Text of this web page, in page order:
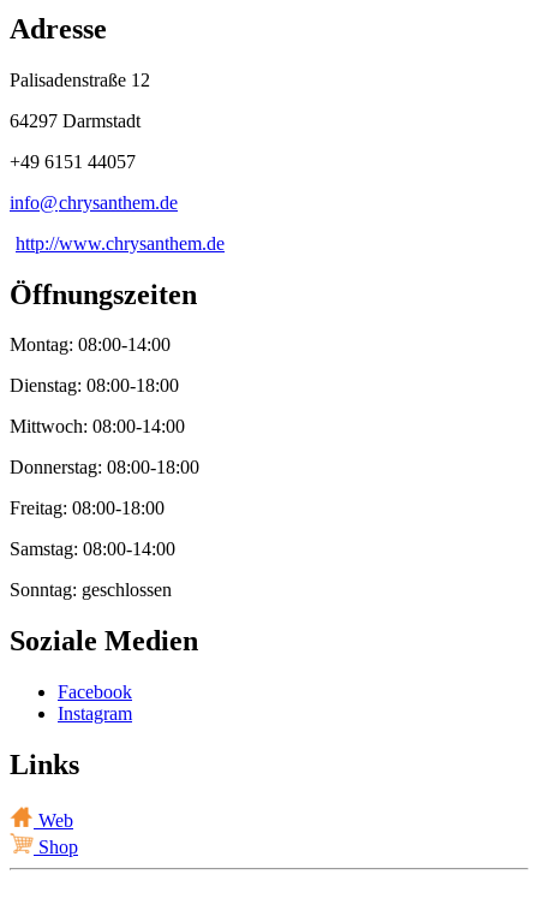
Adresse
Palisadenstraße 12
64297 Darmstadt
+49 6151 44057
info@chrysanthem.de
http://www.chrysanthem.de
Öffnungszeiten
Montag: 08:00-14:00
Dienstag: 08:00-18:00
Mittwoch: 08:00-14:00
Donnerstag: 08:00-18:00
Freitag: 08:00-18:00
Samstag: 08:00-14:00
Sonntag: geschlossen
Soziale Medien
Facebook
Instagram
Links
Web
Shop